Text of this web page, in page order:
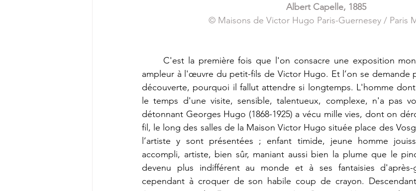
Albert Capelle, 1885
© Maisons de Victor Hugo Paris-Guernesey / Paris
ampleur à l'œuvre du petit-fils de Victor Hugo. Et l’on se demande
découverte, pourquoi il fallut attendre si longtemps. L'homme
le temps d'une visite, sensible, talentueux, complexe, n'a pas
détonnant Georges Hugo (1868-1925) a vécu mille vies, dont on
fil, le long des salles de la Maison Victor Hugo située place des
l’artiste y sont présentées ; enfant timide, jeune homme
accompli, artiste, bien sûr, maniant aussi bien la plume que le
devenu plus indifférent au monde et à ses fantaisies
cependant à croquer de son habile coup de crayon. Descendant